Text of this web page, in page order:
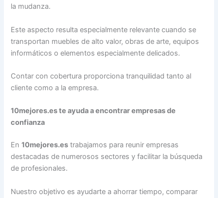
la mudanza.
Este aspecto resulta especialmente relevante cuando se
transportan muebles de alto valor, obras de arte, equipos
informáticos o elementos especialmente delicados.
Contar con cobertura proporciona tranquilidad tanto al
cliente como a la empresa.
10mejores.es te ayuda a encontrar empresas de
confianza
En10mejores.es trabajamos para reunir empresas
destacadas de numerosos sectores y facilitar la búsqueda
de profesionales.
Nuestro objetivo es ayudarte a ahorrar tiempo, comparar